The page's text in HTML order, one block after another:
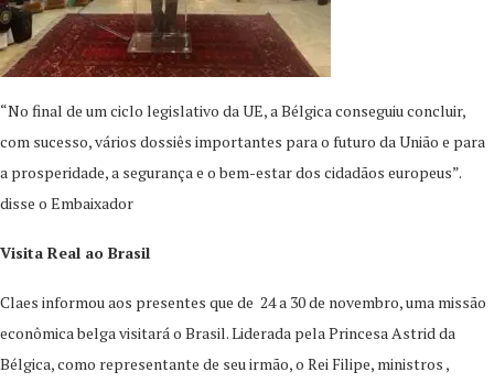
“No final de um ciclo legislativo da UE, a Bélgica conseguiu concluir,
com sucesso, vários dossiês importantes para o futuro da União e para
a prosperidade, a segurança e o bem-estar dos cidadãos europeus”.
disse o Embaixador
Visita Real ao Brasil
Claes informou aos presentes que de 24 a 30 de novembro, uma missão
econômica belga visitará o Brasil. Liderada pela Princesa Astrid da
Bélgica, como representante de seu irmão, o Rei Filipe, ministros ,